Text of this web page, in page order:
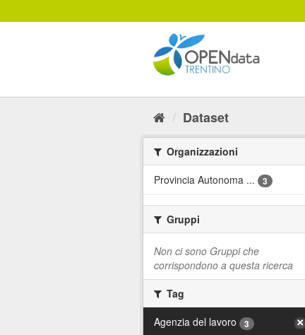
al
Dataset
Organizzazioni
Provincia Autonoma ...
3
Gruppi
Non ci sono Gruppi che
corrispondono a questa ricerca
Tag
Agenzia del lavoro
3